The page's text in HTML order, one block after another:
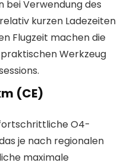
bei Verwendung des
kurzen Ladezeiten
Flugzeit machen die
Werkzeug
(CE)
O4-
je nach regionalen
maximale